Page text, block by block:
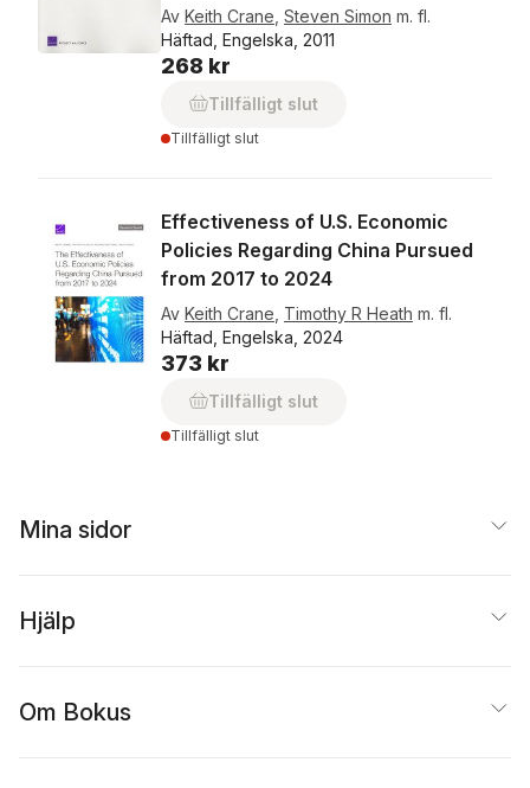
Av Keith Crane Steven Simon m. fl.
Häftad, Engelska, 2011
268 kr
Tillfälligt slut
Tillfälligt slut
Effectiveness of U.S. Economic
Policies Regarding China Pursued
from 2017 to 2024
Av Keith Crane Timothy R Heath m. fl.
Häftad, Engelska, 2024
373 kr
Tillfälligt slut
Tillfälligt slut
Mina sidor
Hjälp
Om Bokus